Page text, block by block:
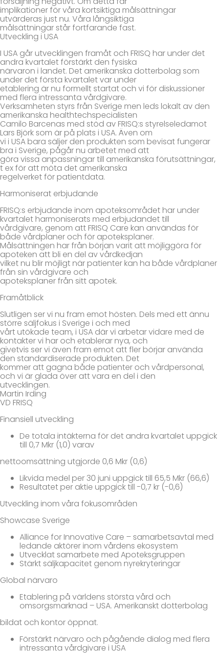
implikationer för våra kortsiktiga målsättningar
utvärderas just nu. Våra långsiktiga
målsättningar står fortfarande fast.
Utveckling i USA
I USA går utvecklingen framåt och FRISQ har under det
andra kvartalet förstärkt den fysiska
närvaron i landet. Det amerikanska dotterbolag som
under det första kvartalet var under
etablering är nu formellt startat och vi för diskussioner
med flera intressanta vårdgivare.
Verksamheten styrs från Sverige men leds lokalt av den
amerikanska healthtechspecialisten
Camilo Barcenas med stöd av FRISQ:s styrelseledamot
Lars Björk som är på plats i USA. Även om
vi i USA bara säljer den produkten som bevisat fungerar
bra i Sverige, pågår nu arbetet med att
göra vissa anpassningar till amerikanska förutsättningar,
t ex för att möta det amerikanska
regelverket för patientdata.
Harmoniserat erbjudande
FRISQ:s erbjudande inom apoteksområdet har under
kvartalet harmoniserats med erbjudandet till
vårdgivare, genom att FRISQ Care kan användas för
både vårdplaner och för apoteksplaner.
Målsättningen har från början varit att möjliggöra för
apoteken att bli en del av vårdkedjan
vilket nu blir möjligt när patienter kan ha både vårdplaner
från sin vårdgivare och
apoteksplaner från sitt apotek.
Framåtblick
Slutligen ser vi nu fram emot hösten. Dels med ett ännu
större säljfokus i Sverige i och med
vårt utökade team, i USA där vi arbetar vidare med de
kontakter vi har och etablerar nya, och
givetvis ser vi även fram emot att fler börjar använda
den standardiserade produkten. Det
kommer att gagna både patienter och vårdpersonal,
och vi är glada över att vara en del i den
utvecklingen.
Martin Irding
VD FRISQ
Finansiell utveckling
De totala intäkterna för det andra kvartalet uppgick
till 0,7 Mkr (1,0) varav
nettoomsättning utgjorde 0,6 Mkr (0,6)
Likvida medel per 30 juni uppgick till 65,5 Mkr (66,6)
Resultatet per aktie uppgick till -0,7 kr (-0,6)
Utveckling inom våra fokusområden
Showcase Sverige
Alliance for Innovative Care – samarbetsavtal med
ledande aktörer inom vårdens ekosystem
Utvecklat samarbete med Apoteksgruppen
Stärkt säljkapacitet genom nyrekryteringar
Global närvaro
Etablering på världens största vård och
omsorgsmarknad – USA. Amerikanskt dotterbolag
bildat och kontor öppnat.
Förstärkt närvaro och pågående dialog med flera
intressanta vårdgivare i USA